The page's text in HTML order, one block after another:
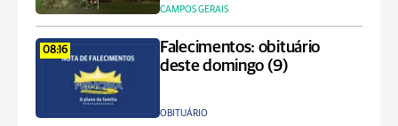
CAMPOS GERAIS
08:16
Falecimentos: obituário
deste domingo (9)
OBITUÁRIO